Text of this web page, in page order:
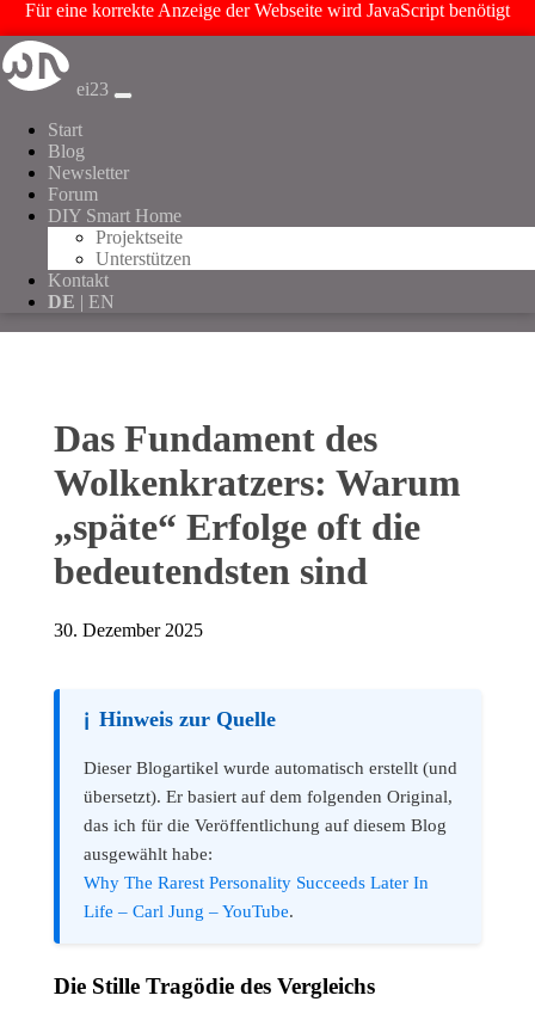
Für eine korrekte Anzeige der Webseite wird JavaScript benötigt
ei23
Start
Blog
Newsletter
Forum
DIY Smart Home
Projektseite
Unterstützen
Kontakt
DE | EN
Das Fundament des
Wolkenkratzers: Warum
„späte“ Erfolge oft die
bedeutendsten sind
30. Dezember 2025
ℹ️ Hinweis zur Quelle
Dieser Blogartikel wurde automatisch erstellt (und
übersetzt). Er basiert auf dem folgenden Original,
das ich für die Veröffentlichung auf diesem Blog
ausgewählt habe:
Why The Rarest Personality Succeeds Later In
Life – Carl Jung – YouTube.
Die Stille Tragödie des Vergleichs